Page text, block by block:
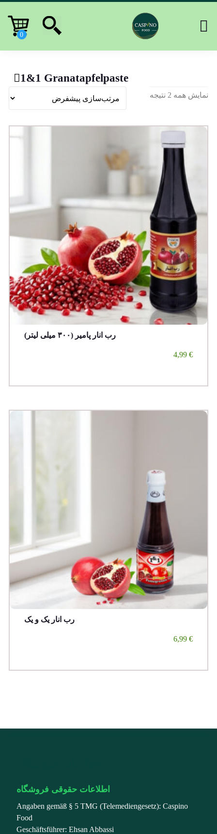
1&1 Granatapfelpaste
نمایش همه 2 نتیجه
رب انار پامیر (۳۰۰ میلی لیتر)
€
4,99
رب انار یک و یک
€
6,99
اطلاعات حقوقی فروشگاه
Angaben gemäß § 5 TMG (Telemediengesetz): Caspino
Food
Geschäftsführer: Ehsan Abbassi